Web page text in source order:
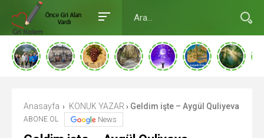
Anasayfa › KONUK YAZAR › Geldim işte – Aygül Quliyeva
ABONE OL News